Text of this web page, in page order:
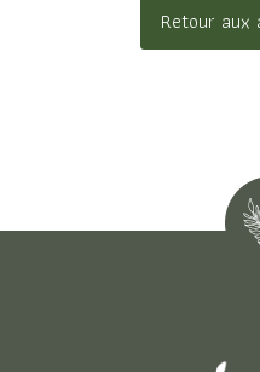
Retour aux